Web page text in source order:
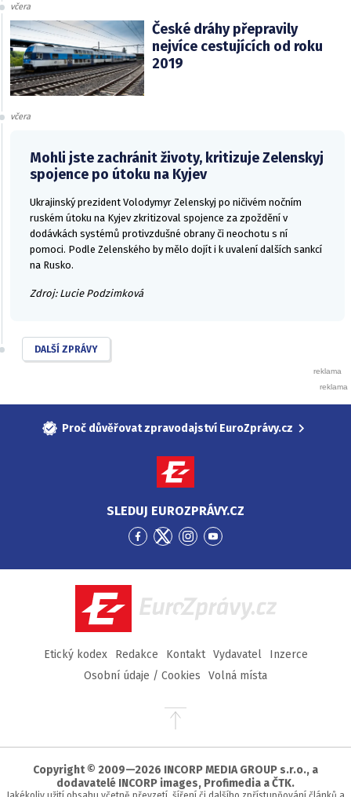
včera
České dráhy přepravily
nejvíce cestujících od roku
2019
včera
Mohli jste zachránit životy, kritizuje Zelenskyj
spojence po útoku na Kyjev
Ukrajinský prezident Volodymyr Zelenskyj po ničivém nočním
ruském útoku na Kyjev zkritizoval spojence za zpoždění v
dodávkách systémů protivzdušné obrany či neochotu s ní
pomoci. Podle Zelenského by mělo dojít i k uvalení dalších sankcí
na Rusko.
Zdroj: Lucie Podzimková
DALŠÍ ZPRÁVY
Proč důvěřovat zpravodajství EuroZprávy.cz
SLEDUJ EUROZPRÁVY.CZ
Přejít
Facebook
Přejít
Twitter
Přejít
Instagram
Přejít
YouTube
EuroZprávy.cz
Etický kodex Redakce Kontakt Vydavatel
Inzerce
Osobní údaje / Cookies
Volná místa
Přejít
stránky
Copyright © 2009—2026 INCORP MEDIA GROUP s.r.o., a
dodavatelé INCORP images, Profimedia a ČTK.